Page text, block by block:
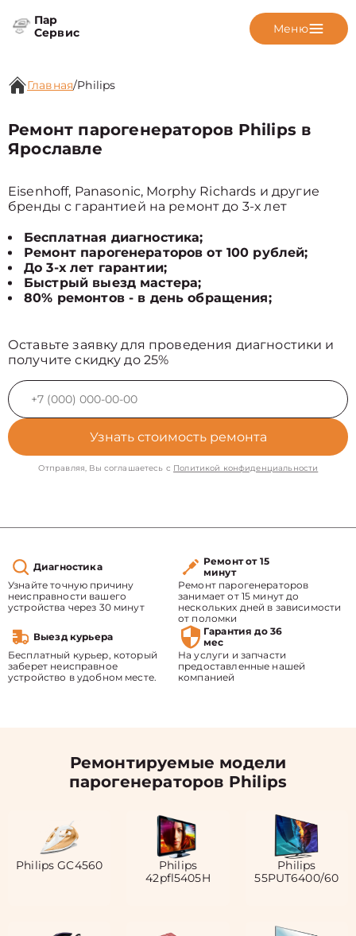
Пар
Сервис
Меню
Главная/Philips
Ремонт парогенераторов Philips в
Ярославле
Eisenhoff, Panasonic, Morphy Richards и другие
бренды с гарантией на ремонт до 3-х лет
Бесплатная диагностика;
Ремонт парогенераторов от 100 рублей;
До 3-х лет гарантии;
Быстрый выезд мастера;
80% ремонтов - в день обращения;
Оставьте заявку для проведения диагностики и
получите скидку до 25%
Узнать стоимость ремонта
Отправляя, Вы соглашаетесь с Политикой конфиденциальности
Диагностика
Узнайте точную причину
неисправности вашего
устройства через 30 минут
Ремонт от 15
минут
Ремонт парогенераторов
занимает от 15 минут до
нескольких дней в зависимости
от поломки
Выезд курьера
Бесплатный курьер, который
заберет неисправное
устройство в удобном месте.
Гарантия до 36
мес
На услуги и запчасти
предоставленные нашей
компанией
Ремонтируемые модели
парогенераторов Philips
Philips GC4560
Philips
42pfl5405H
Philips
55PUT6400/60